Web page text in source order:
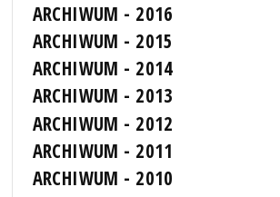
ARCHIWUM - 2016
ARCHIWUM - 2015
ARCHIWUM - 2014
ARCHIWUM - 2013
ARCHIWUM - 2012
ARCHIWUM - 2011
ARCHIWUM - 2010